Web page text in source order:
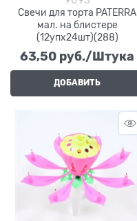
Свечи для торта PATERRA
мал. на блистере
(12упх24шт)(288)
63,50 руб./Штука
ДОБАВИТЬ